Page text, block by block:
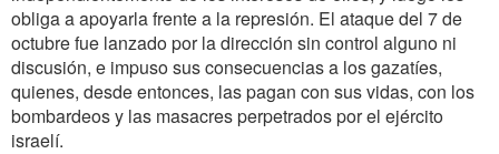
obliga a apoyarla frente a la represión. El ataque del 7 de
octubre fue lanzado por la dirección sin control alguno ni
discusión, e impuso sus consecuencias a los gazatíes,
quienes, desde entonces, las pagan con sus vidas, con los
bombardeos y las masacres perpetrados por el ejército
israelí.